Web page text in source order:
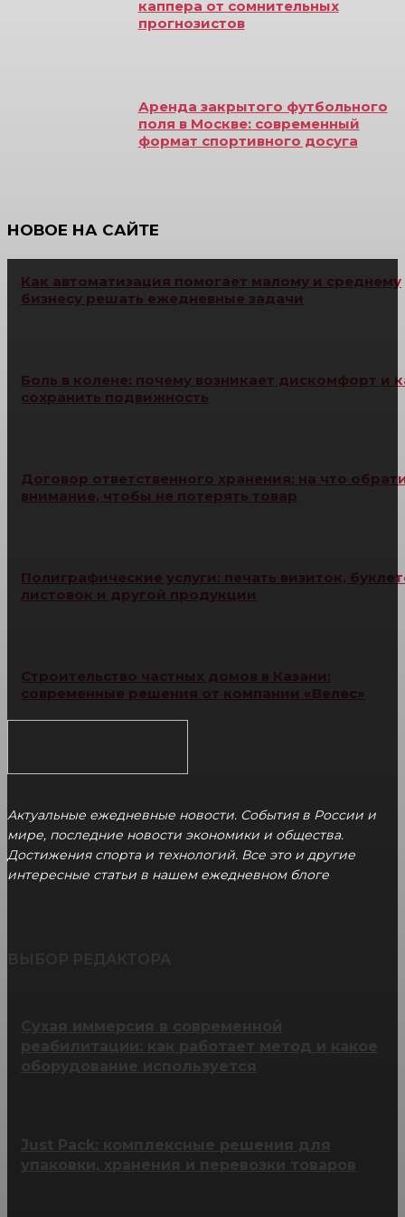
каппера от сомнительных
прогнозистов
Аренда закрытого футбольного
поля в Москве: современный
формат спортивного досуга
НОВОЕ НА САЙТЕ
Как автоматизация помогает малому и среднему
бизнесу решать ежедневные задачи
Боль в колене: почему возникает дискомфорт и
сохранить подвижность
Договор ответственного хранения: на что
внимание, чтобы не потерять товар
Полиграфические услуги: печать визиток,
листовок и другой продукции
Строительство частных домов в Казани:
современные решения от компании «Велес»
Актуальные ежедневные новости. События в России и
мире, последние новости экономики и общества.
Достижения спорта и технологий. Все это и другие
интересные статьи в нашем ежедневном блоге
Just Pack: комплексные решения для
упаковки, хранения и перевозки товаров